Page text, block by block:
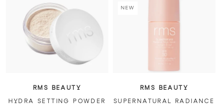
RMS BEAUTY
HYDRA SETTING POWDER
NEW
RMS BEAUTY
SUPERNATURAL RADIANCE